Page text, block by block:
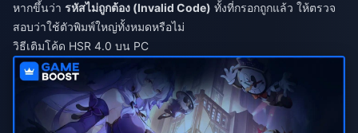
หากขึ้นว่า รหัสไม่ถูกต้อง (Invalid Code) ทั้งที่กรอกถูกแล้ว ให้ตรวจ
สอบว่าใช้ตัวพิมพ์ใหญ่ทั้งหมดหรือไม่
วิธีเติมโค้ด HSR 4.0 บน PC